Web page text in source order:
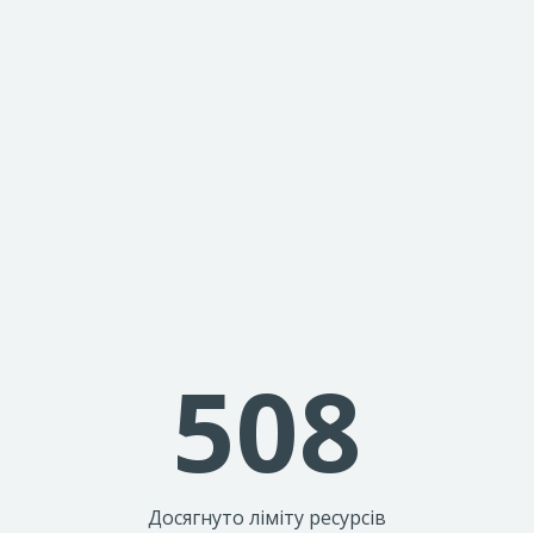
508
Досягнуто ліміту ресурсів